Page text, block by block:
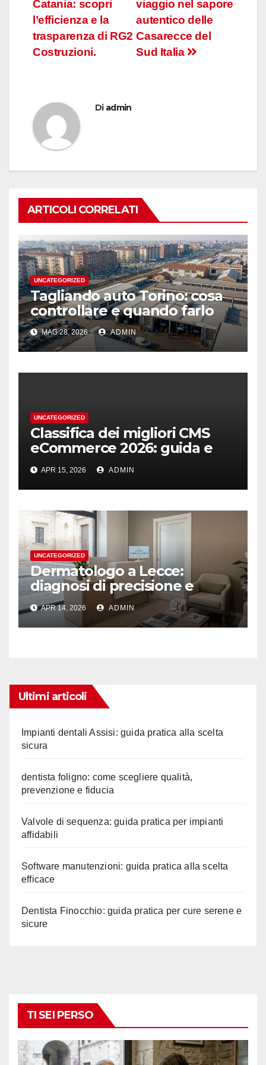
viaggio nel sapore
autentico delle
Casarecce del
Sud Italia
Catania: scopri
l’efficienza e la
trasparenza di RG2
Costruzioni.
Di admin
ARTICOLI CORRELATI
UNCATEGORIZED
Tagliando auto Torino: cosa
controllare e quando farlo
MAG 28, 2026 ADMIN
UNCATEGORIZED
Classifica dei migliori CMS
eCommerce 2026: guida e
podio
APR 15, 2026 ADMIN
UNCATEGORIZED
Dermatologo a Lecce:
diagnosi di precisione e
ascolto
APR 14, 2026 ADMIN
Ultimi articoli
Impianti dentali Assisi: guida pratica alla scelta
sicura
dentista foligno: come scegliere qualità,
prevenzione e fiducia
Valvole di sequenza: guida pratica per impianti
affidabili
Software manutenzioni: guida pratica alla scelta
efficace
Dentista Finocchio: guida pratica per cure serene e
sicure
TI SEI PERSO